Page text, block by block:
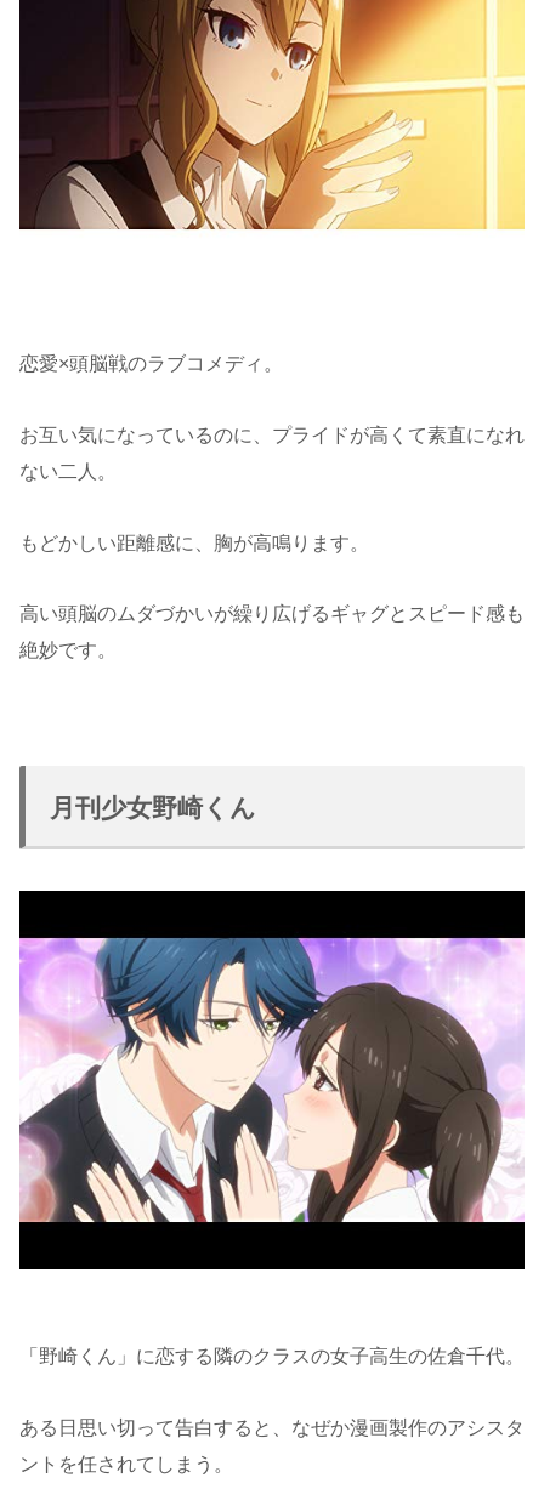
恋愛×頭脳戦のラブコメディ。
お互い気になっているのに、プライドが高くて素直になれ
ない二人。
もどかしい距離感に、胸が高鳴ります。
高い頭脳のムダづかいが繰り広げるギャグとスピード感も
絶妙です。
月刊少女野崎くん
「野崎くん」に恋する隣のクラスの女子高生の佐倉千代。
ある日思い切って告白すると、なぜか漫画製作のアシスタ
ントを任されてしまう。